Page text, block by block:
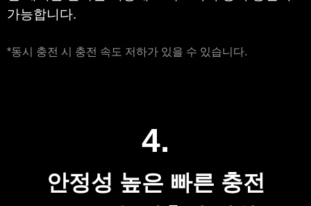
2in1 케이블 설계로 호환되는 본체 충전 단자와 측
면 케이블 단자를 이용해 스마트기기 동시 충전이
가능합니다.